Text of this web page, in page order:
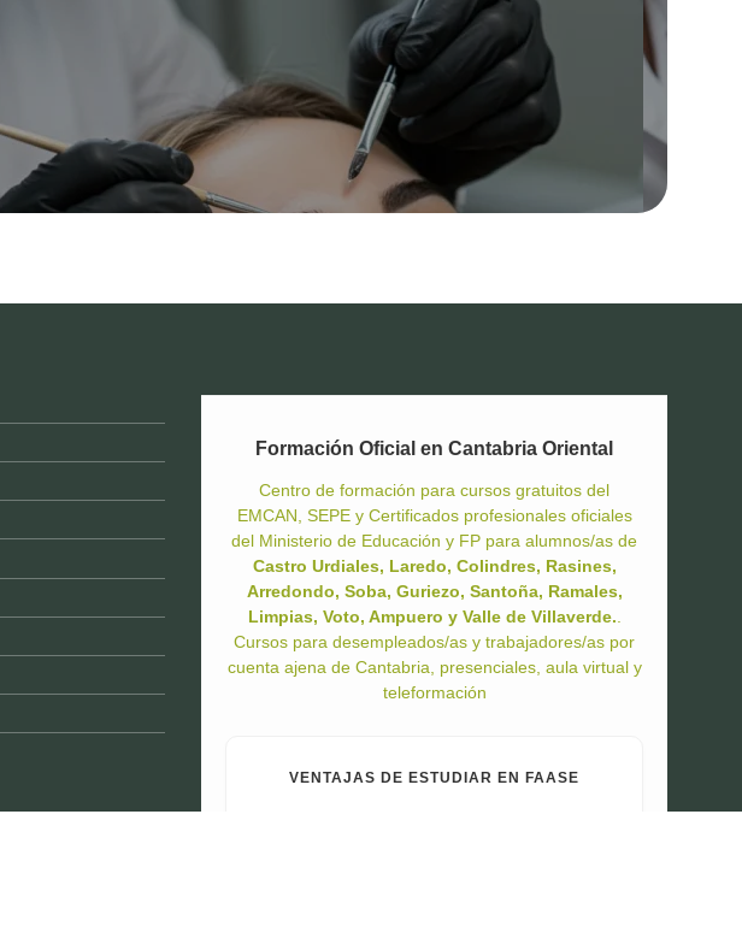
Formación Oficial en Cantabria Oriental
Centro de formación para cursos gratuitos del
EMCAN, SEPE y Certificados profesionales oficiales
del Ministerio de Educación y FP para alumnos/as de
Castro Urdiales, Laredo, Colindres, Rasines,
Arredondo, Soba, Guriezo, Santoña, Ramales,
Limpias, Voto, Ampuero y Valle de Villaverde.
Cursos para desempleados/as y trabajadores/as por
cuenta ajena de Cantabria, presenciales, aula virtual y
teleformación
VENTAJAS DE ESTUDIAR EN FAASE